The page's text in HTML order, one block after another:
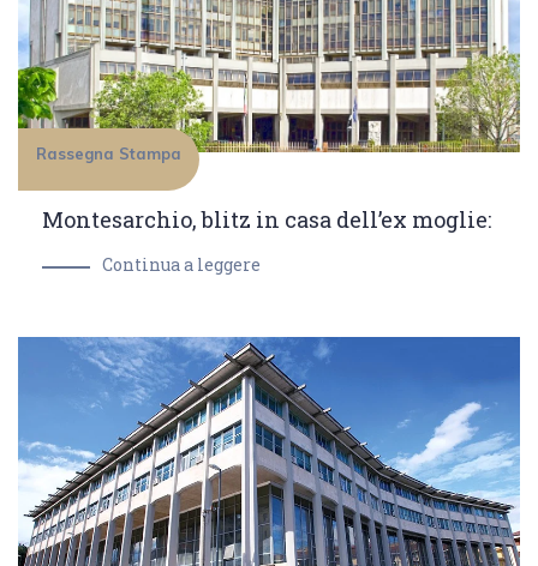
Rassegna Stampa
Montesarchio, blitz in casa dell’ex moglie:
Continua a leggere